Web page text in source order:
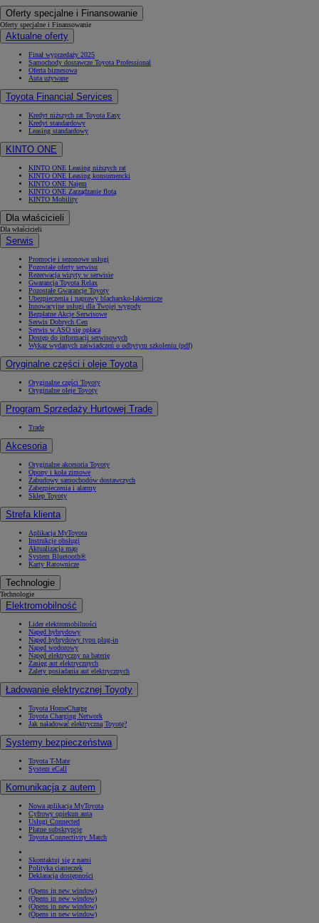
Oferty specjalne i Finansowanie
Oferty specjalne i Finansowanie
Aktualne oferty
Finał wyprzedaży 2025
Samochody dostawcze Toyota Professional
Oferta biznesowa
Auta używane
Toyota Financial Services
Kredyt niższych rat Toyota Easy
Kredyt standardowy
Leasing standardowy
KINTO ONE
KINTO ONE Leasing niższych rat
KINTO ONE Leasing konsumencki
KINTO ONE Najem
KINTO ONE Zarządzanie flotą
KINTO Mobility
Dla właścicieli
Dla właścicieli
Serwis
Promocje i sezonowe usługi
Pozostałe oferty serwisu
Rezerwacja wizyty w serwisie
Gwarancja Toyota Relax
Pozostałe Gwarancje Toyoty
Ubezpieczenia i naprawy blacharsko-lakiernicze
Innowacyjne usługi dla Twojej wygody
Bezpłatne Akcje Serwisowe
Serwis Dobrych Cen
Serwis w ASO się opłaca
Dostęp do informacji serwisowych
Wykaz wydanych zaświadczeń o odbytym szkoleniu (pdf)
Oryginalne części i oleje Toyota
Oryginalne części Toyoty
Oryginalne oleje Toyoty
Program Sprzedaży Hurtowej Trade
Trade
Akcesoria
Oryginalne akcesoria Toyoty
Opony i koła zimowe
Zabudowy samochodów dostawczych
Zabezpieczenia i alarmy
Sklep Toyoty
Strefa klienta
Aplikacja MyToyota
Instrukcje obsługi
Aktualizacja map
System Bluetooth®
Karty Ratownicze
Technologie
Technologie
Elektromobilność
Lider elektromobilności
Napęd hybrydowy
Napęd hybrydowy typu plug-in
Napęd wodorowy
Napęd elektryczny na baterię
Zasięg aut elektrycznych
Zalety posiadania aut elektrycznych
Ładowanie elektrycznej Toyoty
Toyota HomeCharge
Toyota Charging Network
Jak naładować elektryczną Toyotę?
Systemy bezpieczeństwa
Toyota T-Mate
System eCall
Komunikacja z autem
Nowa aplikacja MyToyota
Cyfrowy opiekun auta
Usługi Connected
Płatne subskrypcje
Toyota Connectivity Match
Skontaktuj się z nami
Polityka ciasteczek
Deklaracja dostępności
(Opens in new window)
(Opens in new window)
(Opens in new window)
(Opens in new window)